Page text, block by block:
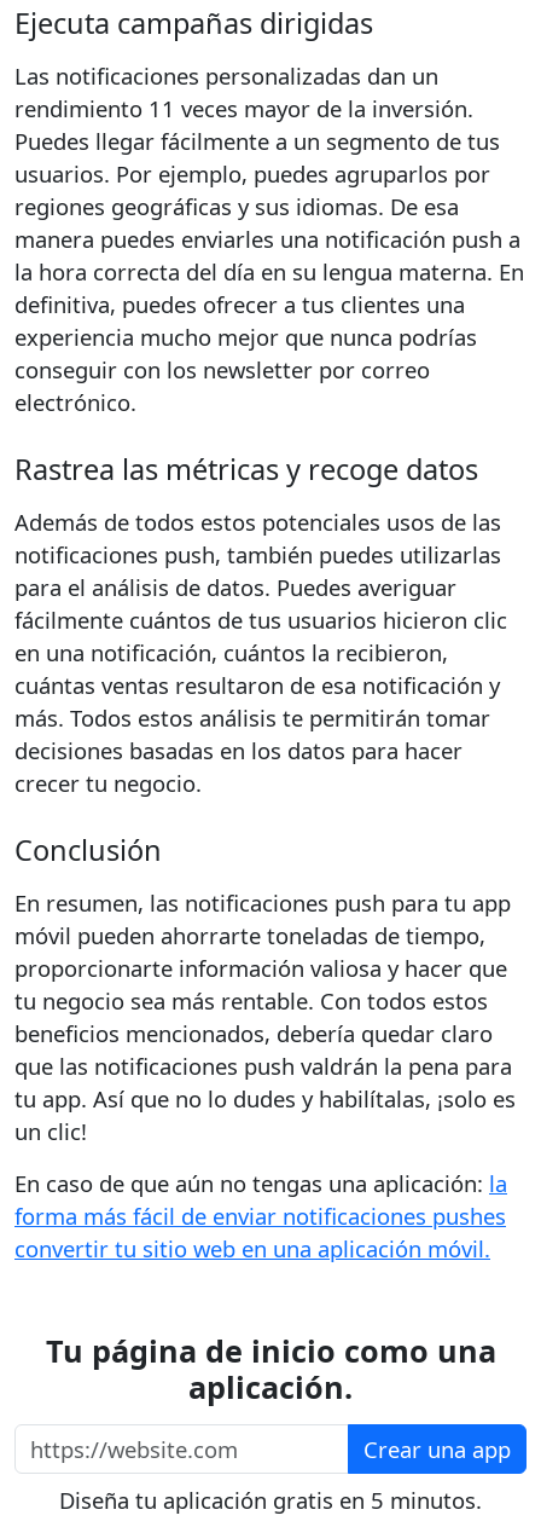
Ejecuta campañas dirigidas
Las notificaciones personalizadas dan un
rendimiento 11 veces mayor de la inversión.
Puedes llegar fácilmente a un segmento de tus
usuarios. Por ejemplo, puedes agruparlos por
regiones geográficas y sus idiomas. De esa
manera puedes enviarles una notificación push a
la hora correcta del día en su lengua materna. En
definitiva, puedes ofrecer a tus clientes una
experiencia mucho mejor que nunca podrías
conseguir con los newsletter por correo
electrónico.
Rastrea las métricas y recoge datos
Además de todos estos potenciales usos de las
notificaciones push, también puedes utilizarlas
para el análisis de datos. Puedes averiguar
fácilmente cuántos de tus usuarios hicieron clic
en una notificación, cuántos la recibieron,
cuántas ventas resultaron de esa notificación y
más. Todos estos análisis te permitirán tomar
decisiones basadas en los datos para hacer
crecer tu negocio.
Conclusión
En resumen, las notificaciones push para tu app
móvil pueden ahorrarte toneladas de tiempo,
proporcionarte información valiosa y hacer que
tu negocio sea más rentable. Con todos estos
beneficios mencionados, debería quedar claro
que las notificaciones push valdrán la pena para
tu app. Así que no lo dudes y habilítalas, ¡solo es
un clic!
En caso de que aún no tengas una aplicación: la
forma más fácil de enviar notificaciones pushes
convertir tu sitio web en una aplicación móvil.
Tu página de inicio como una
aplicación.
https://website.com
Crear una app
Diseña tu aplicación gratis en 5 minutos.